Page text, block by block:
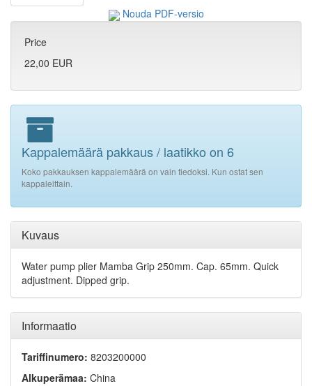
Nouda PDF-versio
Price
22,00 EUR
Kappalemäärä pakkaus / laatikko on 6
Koko pakkauksen kappalemäärä on vain tiedoksi. Kun ostat sen
kappaleittain.
Kuvaus
Water pump plier Mamba Grip 250mm. Cap. 65mm. Quick
adjustment. Dipped grip.
Informaatio
Tariffinumero: 8203200000
Alkuperämaa: China